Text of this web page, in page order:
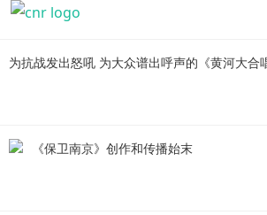
为抗战发出怒吼 为大众谱出呼声的《黄河大合
《保卫南京》创作和传播始末